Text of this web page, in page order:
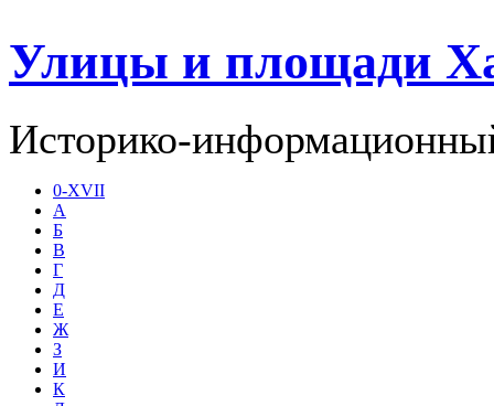
Улицы и площади
Историко-
0-XVII
А
Б
В
Г
Д
Е
Ж
З
И
К